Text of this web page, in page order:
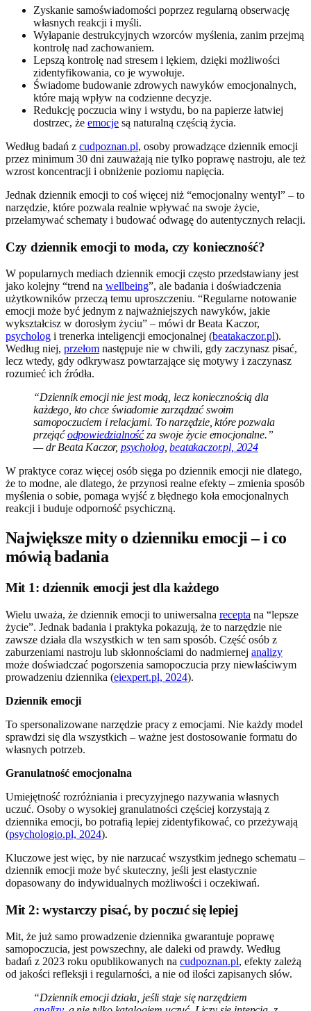
Zyskanie samoświadomości poprzez regularną obserwację
własnych reakcji i myśli.
Wyłapanie destrukcyjnych wzorców myślenia, zanim przejmą
kontrolę nad zachowaniem.
Lepszą kontrolę nad stresem i lękiem, dzięki możliwości
zidentyfikowania, co je wywołuje.
Świadome budowanie zdrowych nawyków emocjonalnych,
które mają wpływ na codzienne decyzje.
Redukcję poczucia winy i wstydu, bo na papierze łatwiej
dostrzec, że emocje są naturalną częścią życia.
Według badań z cudpoznan.pl, osoby prowadzące dziennik emocji
przez minimum 30 dni zauważają nie tylko poprawę nastroju, ale też
wzrost koncentracji i obniżenie poziomu napięcia.
Jednak dziennik emocji to coś więcej niż “emocjonalny wentyl” – to
narzędzie, które pozwala realnie wpływać na swoje życie,
przełamywać schematy i budować odwagę do autentycznych relacji.
Czy dziennik emocji to moda, czy konieczność?
W popularnych mediach dziennik emocji często przedstawiany jest
jako kolejny “trend na wellbeing”, ale badania i doświadczenia
użytkowników przeczą temu uproszczeniu. “Regularne notowanie
emocji może być jednym z najważniejszych nawyków, jakie
wykształcisz w dorosłym życiu” – mówi dr Beata Kaczor,
psycholog i trenerka inteligencji emocjonalnej (beatakaczor.pl).
Według niej, przełom następuje nie w chwili, gdy zaczynasz pisać,
lecz wtedy, gdy odkrywasz powtarzające się motywy i zaczynasz
rozumieć ich źródła.
“Dziennik emocji nie jest modą, lecz koniecznością dla
każdego, kto chce świadomie zarządzać swoim
samopoczuciem i relacjami. To narzędzie, które pozwala
przejąćodpowiedzialnośćza swoje życie emocjonalne.”
— dr Beata Kaczor, psycholog,beatakaczor.pl, 2024
W praktyce coraz więcej osób sięga po dziennik emocji nie dlatego,
że to modne, ale dlatego, że przynosi realne efekty – zmienia sposób
myślenia o sobie, pomaga wyjść z błędnego koła emocjonalnych
reakcji i buduje odporność psychiczną.
Największe mity o dzienniku emocji – i co
mówią badania
Mit 1: dziennik emocji jest dla każdego
Wielu uważa, że dziennik emocji to uniwersalna recepta na “lepsze
życie”. Jednak badania i praktyka pokazują, że to narzędzie nie
zawsze działa dla wszystkich w ten sam sposób. Część osób z
zaburzeniami nastroju lub skłonnościami do nadmiernej analizy
może doświadczać pogorszenia samopoczucia przy niewłaściwym
prowadzeniu dziennika (eiexpert.pl, 2024).
Dziennik emocji
To spersonalizowane narzędzie pracy z emocjami. Nie każdy model
sprawdzi się dla wszystkich – ważne jest dostosowanie formatu do
własnych potrzeb.
Granulatność emocjonalna
Umiejętność rozróżniania i precyzyjnego nazywania własnych
uczuć. Osoby o wysokiej granulatności częściej korzystają z
dziennika emocji, bo potrafią lepiej zidentyfikować, co przeżywają
(psychologio.pl, 2024).
Kluczowe jest więc, by nie narzucać wszystkim jednego schematu –
dziennik emocji może być skuteczny, jeśli jest elastycznie
dopasowany do indywidualnych możliwości i oczekiwań.
Mit 2: wystarczy pisać, by poczuć się lepiej
Mit, że już samo prowadzenie dziennika gwarantuje poprawę
samopoczucia, jest powszechny, ale daleki od prawdy. Według
badań z 2023 roku opublikowanych na cudpoznan.pl, efekty zależą
od jakości refleksji i regularności, a nie od ilości zapisanych słów.
“Dziennik emocji działa, jeśli staje się narzędziem